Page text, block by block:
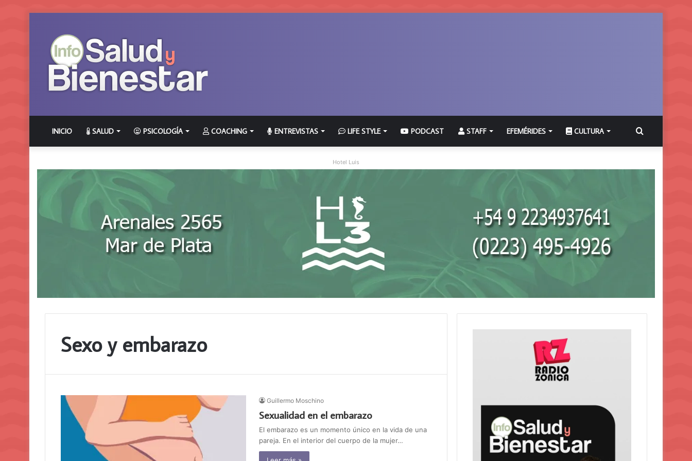
INICIO SALUD PSICOLOGÍA COACHING ENTREVISTAS LIFE STYLE PODCAST STAFF EFEMÉRIDES CULTURA Buscar
Hotel Luis
Sexo y embarazo
Guillermo Moschino
Sexualidad en el embarazo
El embarazo es un momento único en la vida de una
pareja. En el interior del cuerpo de la mujer…